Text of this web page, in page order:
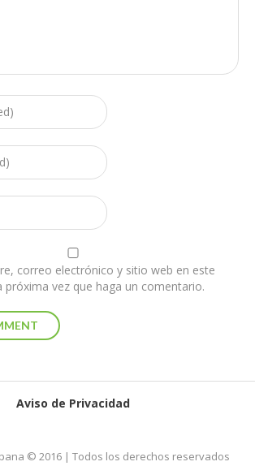
correo electrónico y sitio web en este
próxima vez que haga un comentario.
Aviso de Privacidad
© 2016 | Todos los derechos reservados